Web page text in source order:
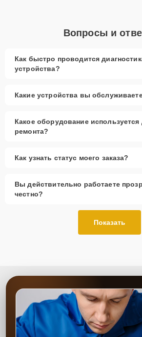
Вопросы и
Как быстро проводится
устройства?
Какие устройства вы
Какое оборудование используется
ремонта?
Как узнать статус моего заказа?
Вы действительно работаете
честно?
Показать